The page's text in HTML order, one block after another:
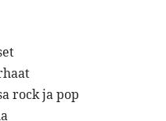
rock ja pop